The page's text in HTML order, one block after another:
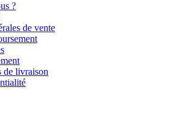
?
de vente
de livraison